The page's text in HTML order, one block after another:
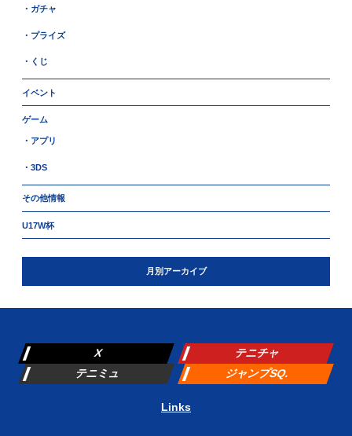
・ガチャ
・プライズ
・くじ
イベント
ゲーム
・アプリ
・3DS
その他情報
U17W杯
月別アーカイブ
X
テニチャ
テニミュ
ジャンプSQ.
Links